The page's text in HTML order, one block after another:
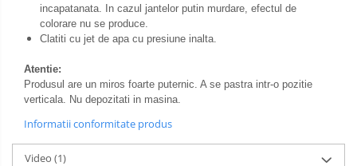
incapatanata. In cazul jantelor putin murdare, efectul de
colorare nu se produce.
Clatiti cu jet de apa cu presiune inalta.
Atentie:
Produsul are un miros foarte puternic. A se pastra intr-o pozitie
verticala. Nu depozitati in masina.
Informatii conformitate produs
Video (1)